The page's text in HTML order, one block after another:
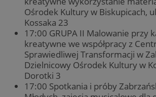
Ośrodek Kultury w Biskupicach,
Kossaka 23
17:00 GRUPA II Malowanie przy
kreatywne we współpracy z
Sprawiedliwej Transformacji w
Dzielnicowy Ośrodek Kultury w
Dorotki 3
17:00 Spotkania i próby